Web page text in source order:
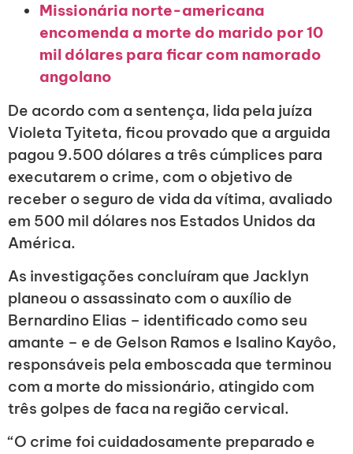
Missionária norte-americana
encomenda a morte do marido por 10
mil dólares para ficar com namorado
angolano
De acordo com a sentença, lida pela juíza
Violeta Tyiteta, ficou provado que a arguida
pagou 9.500 dólares a três cúmplices para
executarem o crime, com o objetivo de
receber o seguro de vida da vítima, avaliado
em 500 mil dólares nos Estados Unidos da
América.
As investigações concluíram que Jacklyn
planeou o assassinato com o auxílio de
Bernardino Elias – identificado como seu
amante – e de Gelson Ramos e Isalino Kayôo,
responsáveis pela emboscada que terminou
com a morte do missionário, atingido com
três golpes de faca na região cervical.
“O crime foi cuidadosamente preparado e